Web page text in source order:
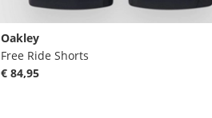
Oakley
Free Ride Shorts
€ 84,95